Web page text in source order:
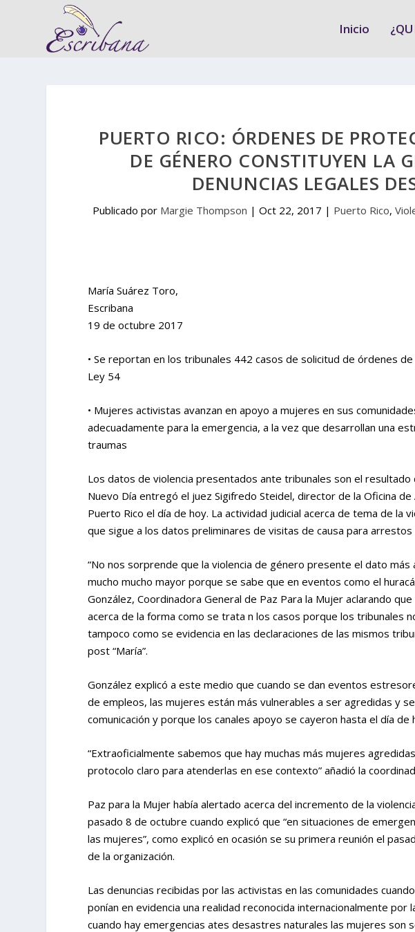
Inicio
PUERTO RICO: ÓRDENES DE
DE GÉNERO CONSTITUYEN LA
DENUNCIAS LEGALES
Publicado por Margie Thompson |Oct 22, 2017 | Puerto Rico,
María Suárez Toro,
Escribana
19 de octubre 2017
• Se reportan en los tribunales 442 casos de solicitud de órdenes
Ley 54
• Mujeres activistas avanzan en apoyo a mujeres en sus
adecuadamente para la emergencia, a la vez que desarrollan una
traumas
Los datos de violencia presentados ante tribunales son el
Nuevo Día entregó el juez Sigifredo Steidel, director de la Oficina
Puerto Rico el día de hoy. La actividad judicial acerca de tema de la
que sigue a los datos preliminares de visitas de causa para
“No nos sorprende que la violencia de género presente el dato
mucho mucho mayor porque se sabe que en eventos como el
González, Coordinadora General de Paz Para la Mujer aclarando
acerca de la forma como se trata n los casos porque los tribunales
tampoco como se evidencia en las declaraciones de las mismos
post “María”.
González explicó a este medio que cuando se dan eventos
de empleos, las mujeres están más vulnerables a ser agredidas y
comunicación y porque los canales apoyo se cayeron hasta el día de
“Extraoficialmente sabemos que hay muchas más mujeres
protocolo claro para atenderlas en ese contexto” añadió la
Paz para la Mujer había alertado acerca del incremento de la
pasado 8 de octubre cuando explicó que “en situaciones de
las mujeres”, como explicó en ocasión se su primera reunión el
de la organización.
Las denuncias recibidas por las activistas en las comunidades
ponían en evidencia una realidad reconocida internacionalmente por
cuando hay emergencias ates desastres naturales las mujeres son